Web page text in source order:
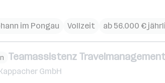
im Pongau
Vollzeit ab 56.000 €
Teamassistenz
GmbH